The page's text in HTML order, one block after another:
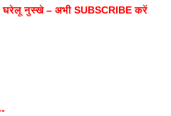
घरेलू नुस्खे – अभी SUBSCRIBE करें